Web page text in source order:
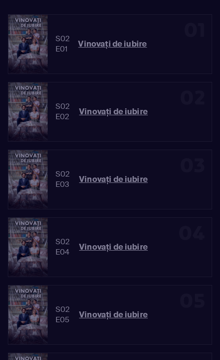
S02
E01
Vinovaţi de iubire
S02
E02
Vinovaţi de iubire
S02
E03
Vinovaţi de iubire
S02
E04
Vinovaţi de iubire
S02
E05
Vinovaţi de iubire